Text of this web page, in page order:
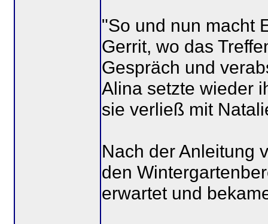
"So und nun macht
Gerrit, wo das
Gespräch und
Alina setzte wieder
sie verließ mit
Nach der Anleitung
den
erwartet und